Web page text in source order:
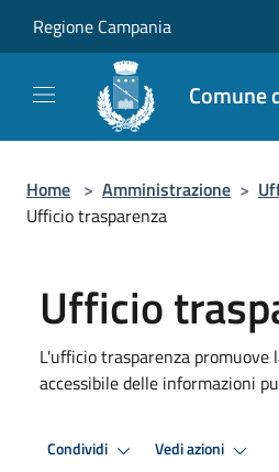
Regione Campania
Comune
Home > Amministrazione >
Ufficio trasparenza
Ufficio
L'ufficio trasparenza promuove
accessibile delle informazioni
Condividi Vedi azioni